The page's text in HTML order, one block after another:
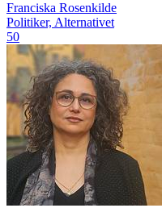
Franciska Rosenkilde
Politiker, Alternativet
50